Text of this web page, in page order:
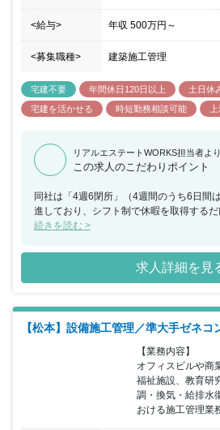
<給与> 年収 500万円 ～
<募集職種> 建築施工管理
宅建不要 年間休日120日以上 土日休
宅建を活かせる
時短勤務相談可能
リアルエステートWORKS担当者より
この求人のこだわりポイント
同社は「4週6閉所」（4週間のうち6日間
進しており、シフト制で休暇を取得する
所することで、協力会社社員も含めた業界
時間約24時間と建設業界の中でも働きや
続きを読む >
求人詳細を見
【松本】設備施工管理／準大手ゼネ
【業務内容】
オフィスビルや商
福祉施設、教育研
調・換気・給排水
おける施工管理業